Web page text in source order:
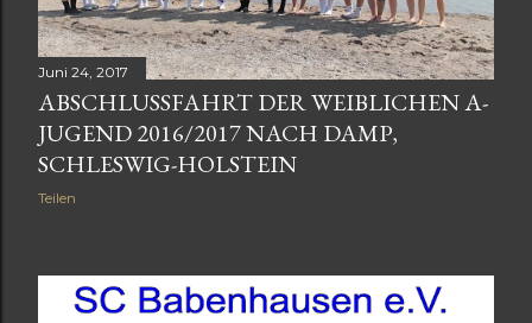
Juni 24, 2017
ABSCHLUSSFAHRT DER WEIBLICHEN A-
JUGEND 2016/2017 NACH DAMP,
SCHLESWIG-HOLSTEIN
Teilen